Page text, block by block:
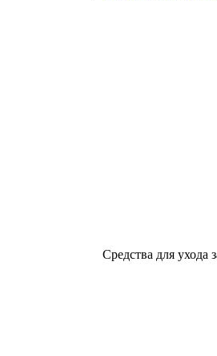
Средства для ухода